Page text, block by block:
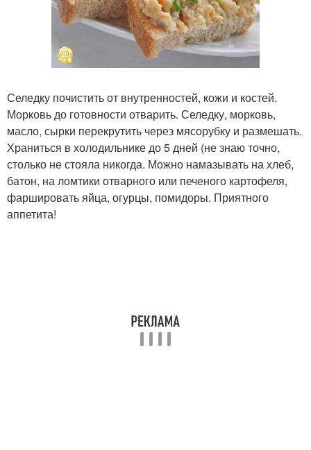
Селедку почистить от внутренностей, кожи и костей.
Морковь до готовности отварить. Селедку, морковь,
масло, сырки перекрутить через мясорубку и размешать.
Храниться в холодильнике до 5 дней (не знаю точно,
столько не стояла никогда. Можно намазывать на хлеб,
батон, на ломтики отварного или печеного картофеля,
фаршировать яйца, огурцы, помидоры. Приятного
аппетита!